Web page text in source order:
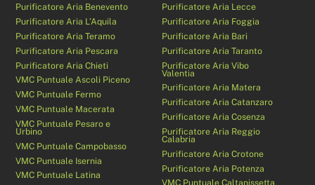
Purificatore Aria Benevento
Purificatore Aria L’Aquila
Purificatore Aria Teramo
Purificatore Aria Pescara
Purificatore Aria Chieti
VMC Puntuale Ascoli Piceno
VMC Puntuale Fermo
VMC Puntuale Macerata
VMC Puntuale Pesaro e
Urbino
VMC Puntuale Campobasso
VMC Puntuale Isernia
VMC Puntuale Latina
Purificatore Aria Lecce
Purificatore Aria Foggia
Purificatore Aria Bari
Purificatore Aria Taranto
Purificatore Aria Vibo
Valentia
Purificatore Aria Matera
Purificatore Aria Catanzaro
Purificatore Aria Cosenza
Purificatore Aria Reggio
Calabria
Purificatore Aria Crotone
Purificatore Aria Potenza
VMC Puntuale Caltanissetta